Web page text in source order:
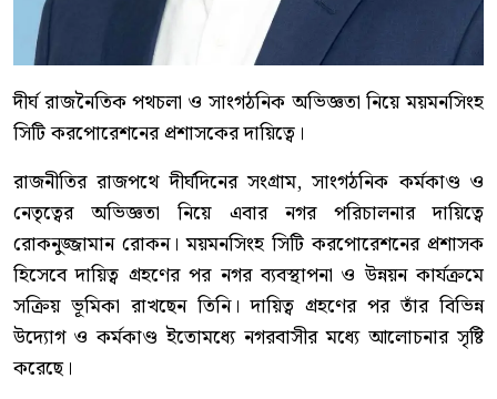
দীর্ঘ রাজনৈতিক পথচলা ও সাংগঠনিক অভিজ্ঞতা নিয়ে ময়মনসিংহ
সিটি করপোরেশনের প্রশাসকের দায়িত্বে।
রাজনীতির রাজপথে দীর্ঘদিনের সংগ্রাম, সাংগঠনিক কর্মকাণ্ড ও
নেতৃত্বের অভিজ্ঞতা নিয়ে এবার নগর পরিচালনার দায়িত্বে
রোকনুজ্জামান রোকন। ময়মনসিংহ সিটি করপোরেশনের প্রশাসক
হিসেবে দায়িত্ব গ্রহণের পর নগর ব্যবস্থাপনা ও উন্নয়ন কার্যক্রমে
সক্রিয় ভূমিকা রাখছেন তিনি। দায়িত্ব গ্রহণের পর তাঁর বিভিন্ন
উদ্যোগ ও কর্মকাণ্ড ইতোমধ্যে নগরবাসীর মধ্যে আলোচনার সৃষ্টি
করেছে।